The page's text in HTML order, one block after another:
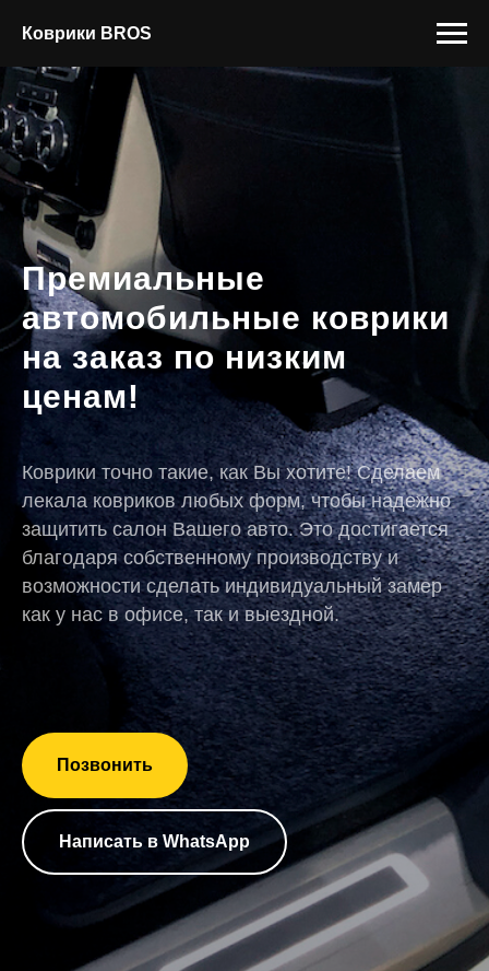
Коврики BROS
Премиальные
автомобильные коврики
на заказ по низким
ценам!
Коврики точно такие, как Вы хотите! Сделаем
лекала ковриков любых форм, чтобы надежно
защитить салон Вашего авто. Это достигается
благодаря собственному производству и
возможности сделать индивидуальный замер
как у нас в офисе, так и выездной.
Позвонить
Написать в WhatsApp